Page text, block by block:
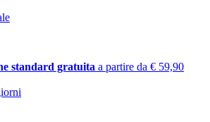
standard gratuita a partire da € 59,90